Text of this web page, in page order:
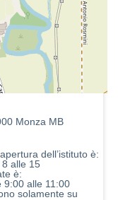
Monza MB
dell’istituto è:
alle 15
è:
9:00 alle 11:00
solamente su